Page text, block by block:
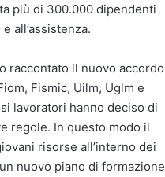
più di 300.000 dipendenti
all’assistenza.
raccontato il nuovo accordo
Fismic, Uilm, Uglm e
lavoratori hanno deciso di
regole. In questo modo il
risorse all’interno dei
nuovo piano di formazione